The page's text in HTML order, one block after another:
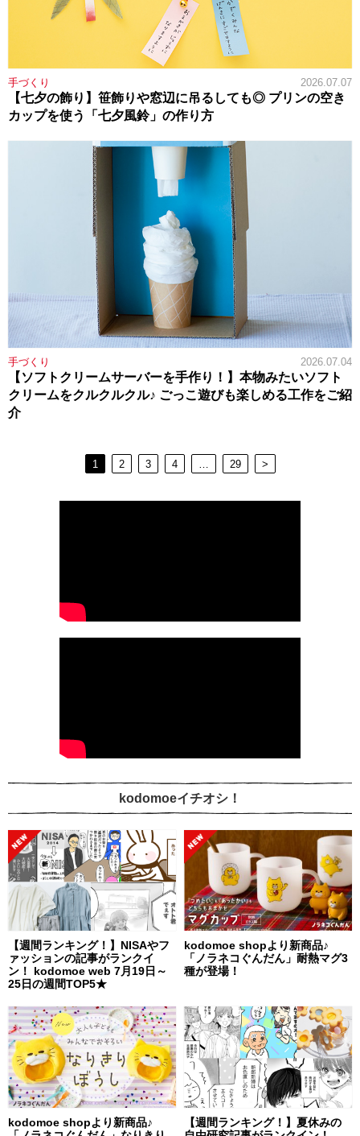
手づくり 2026.07.07
【七夕の飾り】笹飾りや窓辺に吊るしても◎ プリンの空き
カップを使う「七夕風鈴」の作り方
手づくり 2026.07.04
【ソフトクリームサーバーを手作り！】本物みたいソフト
クリームをクルクルクル♪ ごっこ遊びも楽しめる工作をご紹
介
1 2 3 4 29 >
kodomoeイチオシ！
【週間ランキング！】NISAやフ
ァッションの記事がランクイ
ン！ kodomoe web 7月19日～
25日の週間TOP5★
kodomoe shopより新商品♪
「ノラネコぐんだん」耐熱マグ3
種が登場！
kodomoe shopより新商品♪
【週間ランキング！】夏休みの